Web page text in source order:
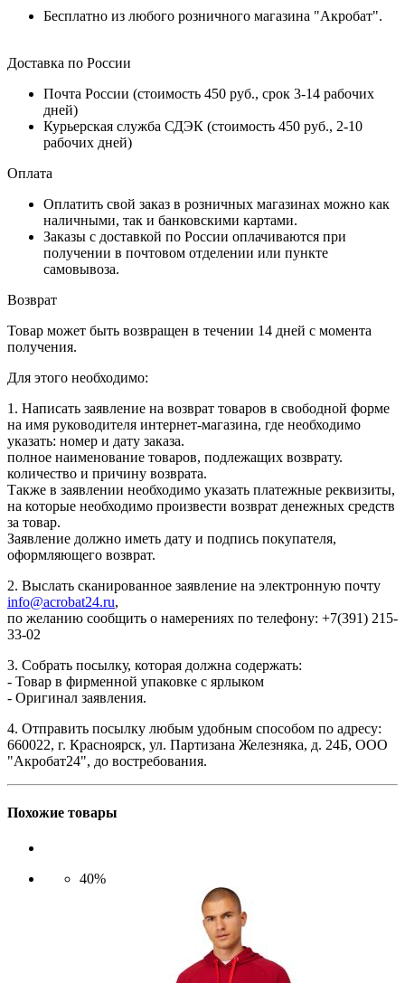
Бесплатно из любого розничного магазина "Акробат".
Доставка по России
Почта России (стоимость 450 руб., срок 3-14 рабочих
дней)
Курьерская служба СДЭК (стоимость 450 руб., 2-10
рабочих дней)
Оплата
Оплатить свой заказ в розничных магазинах можно как
наличными, так и банковскими картами.
Заказы с доставкой по России оплачиваются при
получении в почтовом отделении или пункте
самовывоза.
Возврат
Товар может быть возвращен в течении 14 дней с момента
получения.
Для этого необходимо:
1. Написать заявление на возврат товаров в свободной форме
на имя руководителя интернет-магазина, где необходимо
указать: номер и дату заказа.
полное наименование товаров, подлежащих возврату.
количество и причину возврата.
Также в заявлении необходимо указать платежные реквизиты,
на которые необходимо произвести возврат денежных средств
за товар.
Заявление должно иметь дату и подпись покупателя,
оформляющего возврат.
2. Выслать сканированное заявление на электронную почту
info@acrobat24.ru,
по желанию сообщить о намерениях по телефону: +7(391) 215-
33-02
3. Собрать посылку, которая должна содержать:
- Товар в фирменной упаковке с ярлыком
- Оригинал заявления.
4. Отправить посылку любым удобным способом по адресу:
660022, г. Красноярск, ул. Партизана Железняка, д. 24Б, ООО
"Акробат24", до востребования.
Похожие товары
40%